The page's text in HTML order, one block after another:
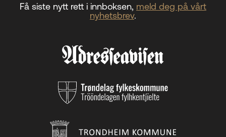
Få siste nytt rett i innboksen, meld deg på vårt
nyhetsbrev.